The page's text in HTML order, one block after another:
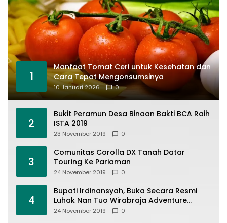
1
Manfaat Tomat Ceri untuk Kesehatan dan
Cara Tepat Mengonsumsinya
10 Januari 2026 0
2
Bukit Peramun Desa Binaan Bakti BCA Raih
ISTA 2019
23 November 2019 0
3
Comunitas Corolla DX Tanah Datar
Touring Ke Pariaman
24 November 2019 0
4
Bupati Irdinansyah, Buka Secara Resmi
Luhak Nan Tuo Wirabraja Adventure
Offroad 2019
24 November 2019 0